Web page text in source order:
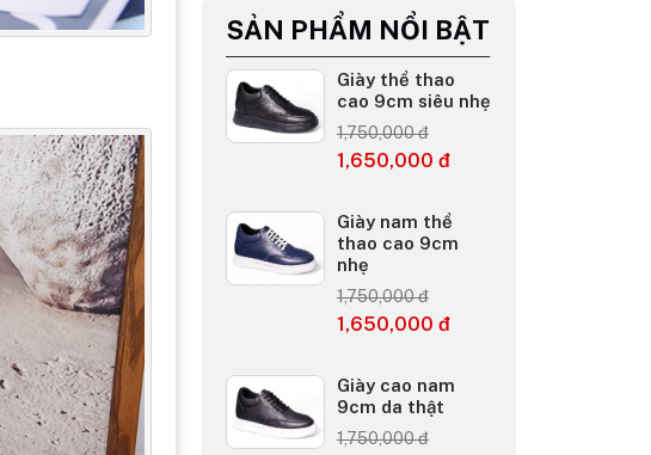
SẢN PHẨM NỔI BẬT
Giày thể thao
cao 9cm siêu nhẹ
1,750,000 đ
1,650,000 đ
Giày nam thể
thao cao 9cm
nhẹ
1,750,000 đ
1,650,000 đ
Giày cao nam
9cm da thật
1,750,000 đ